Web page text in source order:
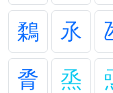
鶔
氶
脀
烝